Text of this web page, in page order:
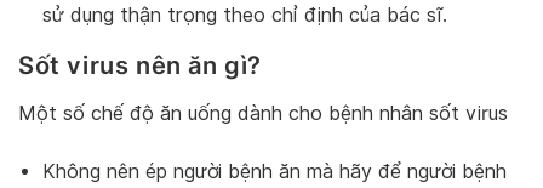
sử dụng thận trọng theo chỉ định của bác sĩ.
Sốt virus nên ăn gì?
Một số chế độ ăn uống dành cho bệnh nhân sốt virus
Không nên ép người bệnh ăn mà hãy để người bệnh